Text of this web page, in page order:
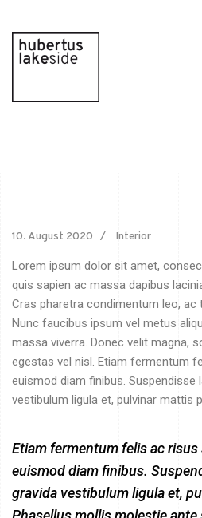
10. August 2020 Interior
Lorem ipsum dolor sit amet,
quis sapien ac massa dapibus
Cras pharetra condimentum leo, ac
Nunc faucibus ipsum vel metus
massa viverra. Donec velit magna,
egestas vel nisl. Etiam fermentum
euismod diam finibus. Suspendisse
vestibulum ligula et, pulvinar mattis
Etiam fermentum felis ac risus
euismod diam finibus.
gravida vestibulum ligula et,